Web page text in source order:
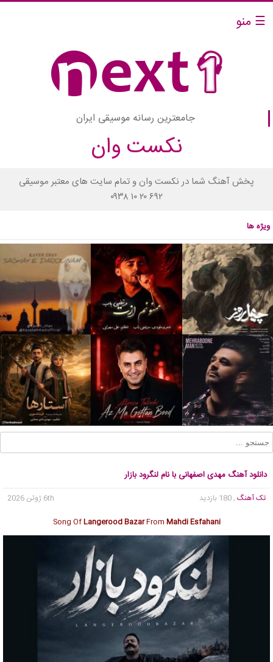
☰ منو
جامعترین رسانه موسیقی ایران
نکست وان
پخش آهنگ شما در نکست وان و تمام سایت های معتبر موسیقی
۰۹۳۸ ۱۰ ۲۰ ۶۹۲
ویژه ها
دانلود آهنگ مهدی اصفهانی با نام لنگرود بازار
تک آهنگ , 180 بازدید
6th ژوئن 2026
Song OfLangerood BazarFrom Mahdi Esfahani